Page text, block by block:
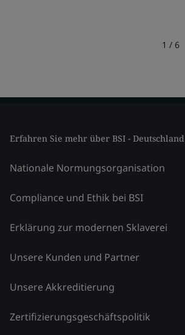
1 / 6
Erfahren Sie mehr über BSI - Deutschland
Nationale Normungsorganisation
Compliance und Ethik bei BSI
Erklärung zur modernen Sklaverei
Unsere Kunden und Partner
Unsere Akkreditierung
Zertifizierungsgeschäftspolitik